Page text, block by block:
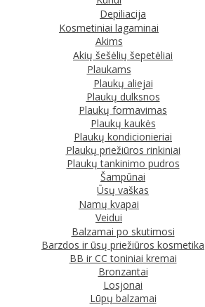
Depiliacija
Kosmetiniai lagaminai
Akims
Akių šešėlių šepetėliai
Plaukams
Plaukų aliejai
Plaukų dulksnos
Plaukų formavimas
Plaukų kaukės
Plaukų kondicionieriai
Plaukų priežiūros rinkiniai
Plaukų tankinimo pudros
Šampūnai
Ūsų vaškas
Namų kvapai
Veidui
Balzamai po skutimosi
Barzdos ir ūsų priežiūros kosmetika
BB ir CC toniniai kremai
Bronzantai
Losjonai
Lūpų balzamai